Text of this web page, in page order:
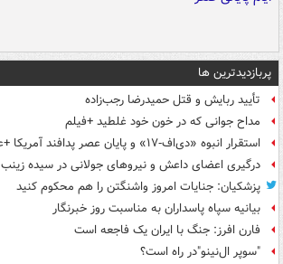
پربازدیدترین ها
تأیید ربایش و قتل حمیدرضا رجب‌زاده
مداح جوانی که در خون خود غلطید +فیلم
استقرار انبوه «دی‌اف‑۱۷» و پایان عصر پدافند آمریکا +عکس
درگیری اعضای داعش و نیروهای جولانی در سیده زینب
پزشکیان: جنایات امروز واشنگتن را هم محکوم کنید
بیانیه سپاه پاسداران به مناسبت روز خبرنگار
فارن افرز: جنگ با ایران یک فاجعه است
"سوپر ال‌نینو"در راه است؟